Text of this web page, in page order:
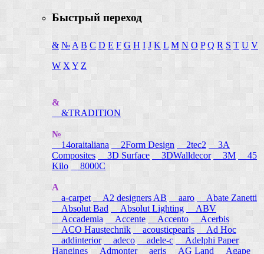
Быстрый переход
& № A B C D E F G H I J K L M N O P Q R S T U V
W X Y Z
&
&TRADITION
№
14oraitaliana
2Form Design 2tec2
3A
Composites
3D Surface 3DWalldecor 3M
45
Kilo
8000C
A
a-carpet
A2 designers AB aaro
Abate Zanetti
Absolut Bad
Absolut Lighting
ABV
Accademia
Accente Accento
Acerbis
ACO Haustechnik
acousticpearls
Ad Hoc
addinterior
adeco adele-c
Adelphi Paper
Hangings Admonter aeris AG Land Agape